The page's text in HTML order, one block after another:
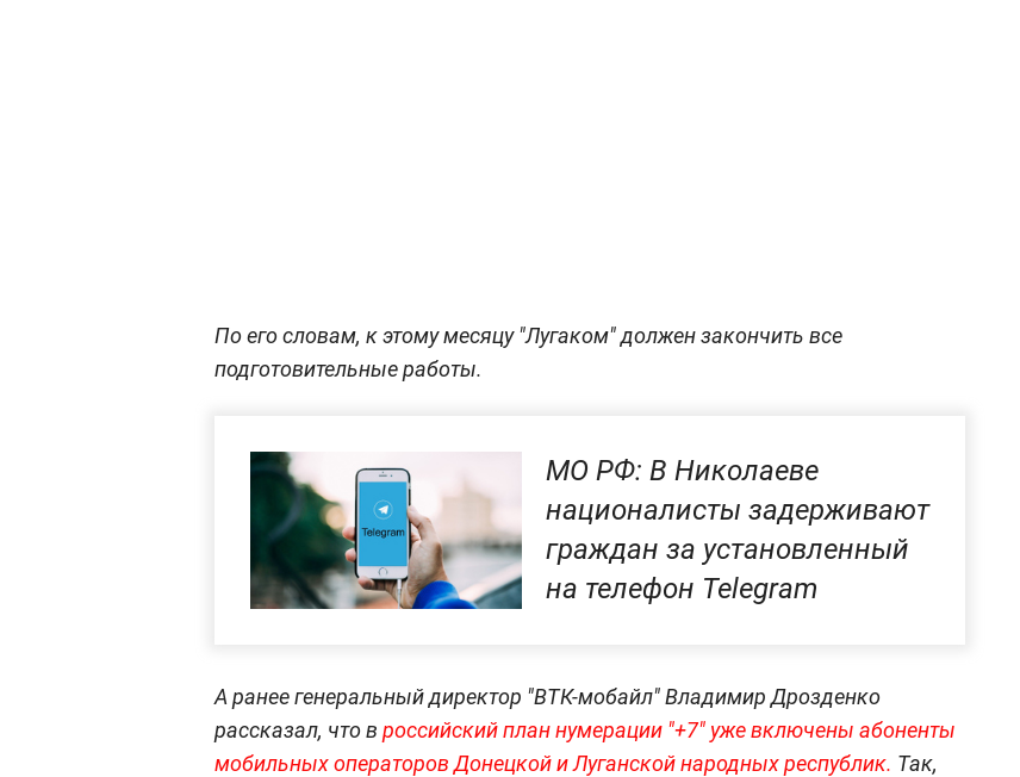
По его словам, к этому месяцу "Лугаком" должен закончить все
подготовительные работы.
МО РФ: В Николаеве
националисты задерживают
граждан за установленный
на телефон Telegram
А ранее генеральный директор "ВТК-мобайл" Владимир Дрозденко
рассказал, что в российский план нумерации "+7" уже включены абоненты
мобильных операторов Донецкой и Луганской народных республик. Так,